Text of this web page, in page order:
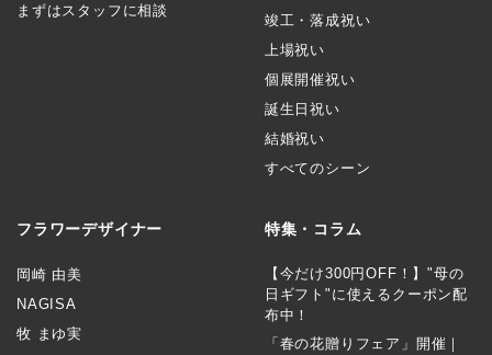
まずはスタッフに相談
竣工・落成祝い
上場祝い
個展開催祝い
誕生日祝い
結婚祝い
すべてのシーン
フラワーデザイナー
岡崎 由美
NAGISA
牧 まゆ実
特集・コラム
【今だけ300円OFF！】"母の
日ギフト"に使えるクーポン配
布中！
「春の花贈りフェア」開催｜